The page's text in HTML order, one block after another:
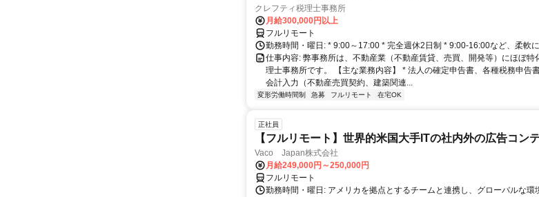
クレフティ税理士事務所
月給300,000円以上
フルリモート
勤務時間・曜日: * 9:00～17:00 * 完全週休2日制 * 9:00-16:00など、柔軟
仕事内容: 弊事務所は、不動産業（不動産賃貸、売買、開発等）にほぼ特
理士事務所です。 【主な業務内容】 * 法人の確定申告書、各種税務申告
会計入力（不動産売買契約、建築関連...
変形労働時間制 急募 フルリモート 在宅OK
正社員
【フルリモート】世界的米国大手ITの社内外の広告コン
Vaco Japan株式会社
月給249,000円～250,000円
フルリモート
勤務時間・曜日: アメリカを拠点とするチームと連携し、グローバルな